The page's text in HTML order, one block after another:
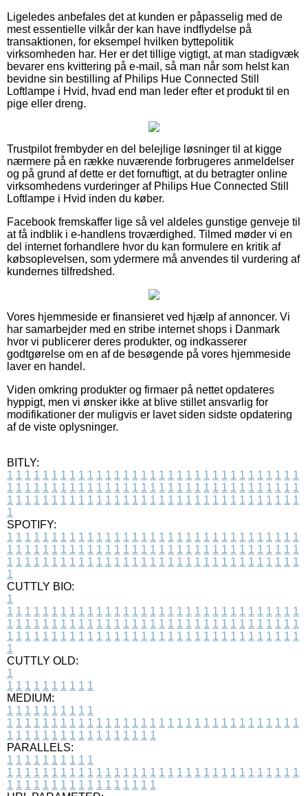
Ligeledes anbefales det at kunden er påpasselig med de
mest essentielle vilkår der kan have indflydelse på
transaktionen, for eksempel hvilken byttepolitik
virksomheden har. Her er det tillige vigtigt, at man stadigvæk
bevarer ens kvittering på e-mail, så man når som helst kan
bevidne sin bestilling af Philips Hue Connected Still
Loftlampe i Hvid, hvad end man leder efter et produkt til en
pige eller dreng.
Trustpilot frembyder en del belejlige løsninger til at kigge
nærmere på en række nuværende forbrugeres anmeldelser
og på grund af dette er det fornuftigt, at du betragter online
virksomhedens vurderinger af Philips Hue Connected Still
Loftlampe i Hvid inden du køber.
Facebook fremskaffer lige så vel aldeles gunstige genveje til
at få indblik i e-handlens troværdighed. Tilmed møder vi en
del internet forhandlere hvor du kan formulere en kritik af
købsoplevelsen, som ydermere må anvendes til vurdering af
kundernes tilfredshed.
Vores hjemmeside er finansieret ved hjælp af annoncer. Vi
har samarbejder med en stribe internet shops i Danmark
hvor vi publicerer deres produkter, og indkasserer
godtgørelse om en af de besøgende på vores hjemmeside
laver en handel.
Viden omkring produkter og firmaer på nettet opdateres
hyppigt, men vi ønsker ikke at blive stillet ansvarlig for
modifikationer der muligvis er lavet siden sidste opdatering
af de viste oplysninger.
BITLY:
1 1 1 1 1 1 1 1 1 1 1 1 1 1 1 1 1 1 1 1 1 1 1 1 1 1 1 1 1 1 1 1 1
1 1 1 1 1 1 1 1 1 1 1 1 1 1 1 1 1 1 1 1 1 1 1 1 1 1 1 1 1 1 1 1 1
1 1 1 1 1 1 1 1 1 1 1 1 1 1 1 1 1 1 1 1 1 1 1 1 1 1 1 1 1 1 1 1 1
1
SPOTIFY:
1 1 1 1 1 1 1 1 1 1 1 1 1 1 1 1 1 1 1 1 1 1 1 1 1 1 1 1 1 1 1 1 1
1 1 1 1 1 1 1 1 1 1 1 1 1 1 1 1 1 1 1 1 1 1 1 1 1 1 1 1 1 1 1 1 1
1 1 1 1 1 1 1 1 1 1 1 1 1 1 1 1 1 1 1 1 1 1 1 1 1 1 1 1 1 1 1 1 1
1
CUTTLY BIO:
1
1 1 1 1 1 1 1 1 1 1 1 1 1 1 1 1 1 1 1 1 1 1 1 1 1 1 1 1 1 1 1 1 1
1 1 1 1 1 1 1 1 1 1 1 1 1 1 1 1 1 1 1 1 1 1 1 1 1 1 1 1 1 1 1 1 1
1 1 1 1 1 1 1 1 1 1 1 1 1 1 1 1 1 1 1 1 1 1 1 1 1 1 1 1 1 1 1 1 1
1
CUTTLY OLD:
1
1 1 1 1 1 1 1 1 1 1
MEDIUM:
1 1 1 1 1 1 1 1 1 1
1 1 1 1 1 1 1 1 1 1 1 1 1 1 1 1 1 1 1 1 1 1 1 1 1 1 1 1 1 1 1 1 1
1 1 1 1 1 1 1 1 1 1 1 1 1 1 1 1 1
PARALLELS:
1 1 1 1 1 1 1 1 1 1
1 1 1 1 1 1 1 1 1 1 1 1 1 1 1 1 1 1 1 1 1 1 1 1 1 1 1 1 1 1 1 1 1
1 1 1 1 1 1 1 1 1 1 1 1 1 1 1 1 1